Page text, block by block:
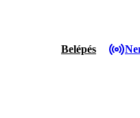
Belépés